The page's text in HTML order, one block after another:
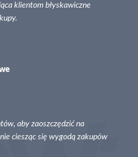
klientom błyskawiczne
aby zaoszczędzić na
ciesząc się wygodą zakupów